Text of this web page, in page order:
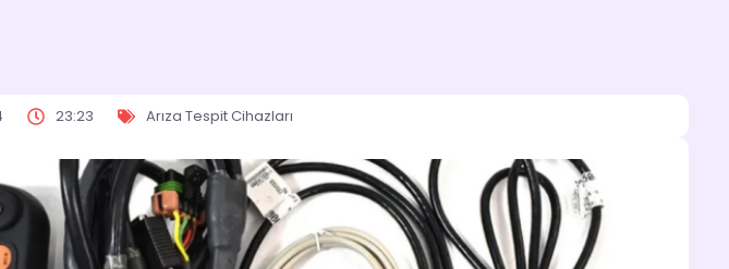
23:23 Arıza Tespit Cihazları